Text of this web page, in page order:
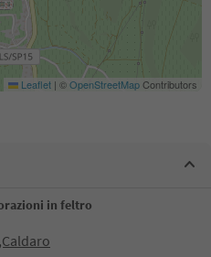
Leaflet | ©OpenStreetMapContributors
in feltro